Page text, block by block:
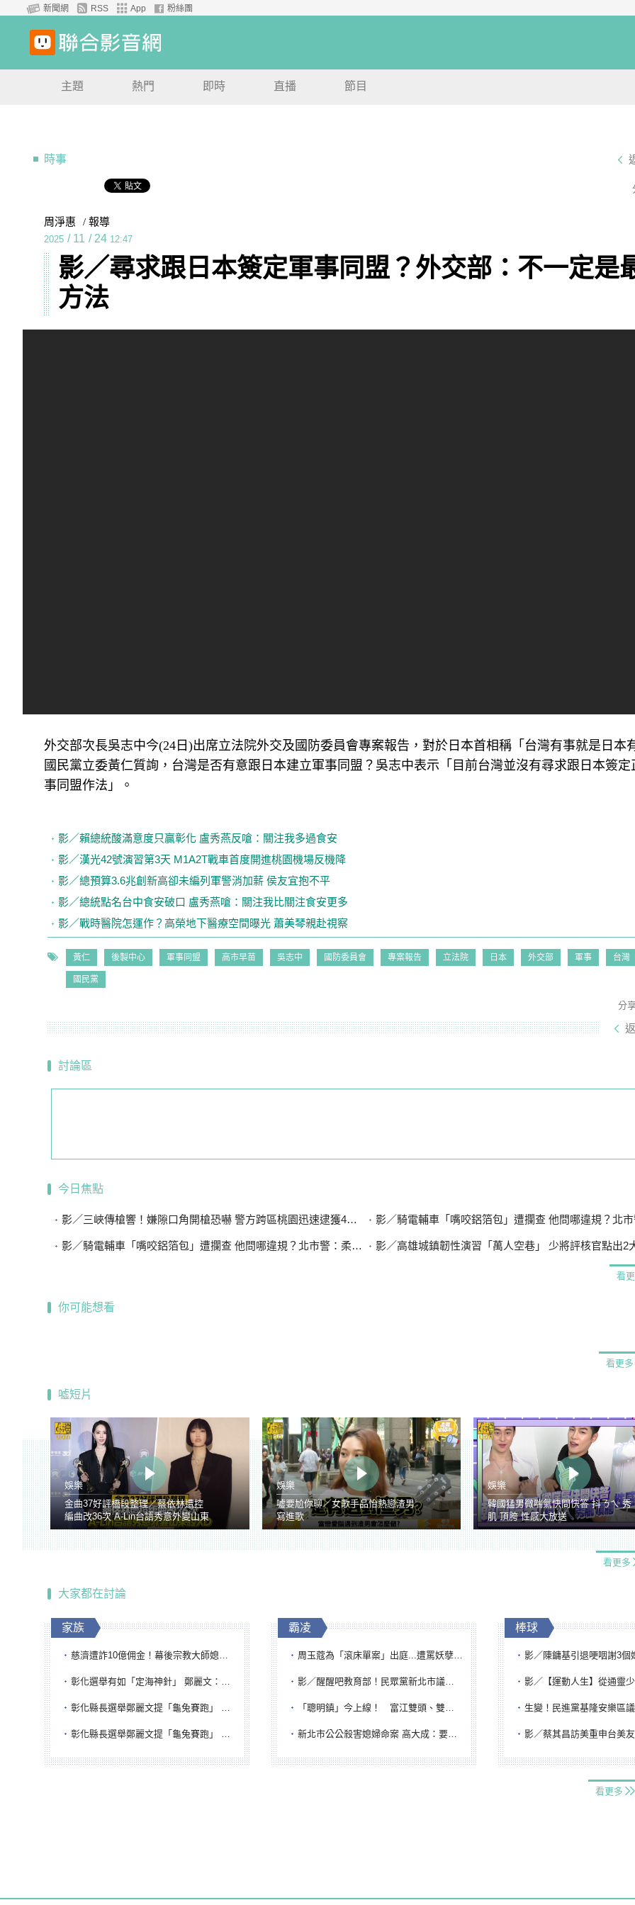
新聞網 RSS App 粉絲團
主題 熱門 即時 直播 節目
時事
周淨惠 / 報導
2025 / 11 / 24 12:47
影／尋求跟日本簽定軍事同盟？外交部：不一定是
方法
外交部次長吳志中今(24日)出席立法院外交及國防委員會專案報告，對於日本首相稱「台灣有事就是日本
國民黨立委黃仁質詢，台灣是否有意跟日本建立軍事同盟？吳志中表示「目前台灣並沒有尋求跟日本簽定
事同盟作法」。
影／賴總統酸滿意度只贏彰化 盧秀燕反嗆：關注我多過食安
影／漢光42號演習第3天 M1A2T戰車首度開進桃園機場反機降
影／總預算3.6兆創新高卻未編列軍警消加薪 侯友宜抱不平
影／總統點名台中食安破口 盧秀燕嗆：關注我比關注食安更多
影／戰時醫院怎運作？高榮地下醫療空間曝光 蕭美琴親赴視察
黃仁 後製中心 軍事同盟 高市早苗 吳志中 國防委員會 專案報告 立法院 日本 外交部 軍事 台灣
國民黨
分
討論區
今日焦點
影／三峽傳槍響！嫌隙口角開槍恐嚇 警方跨區桃園迅速逮獲4嫌送辦 影／騎電輔車「嘴咬鋁箔包」遭攔查 他問哪違規？北市警：
影／騎電輔車「嘴咬鋁箔包」遭攔查 他問哪違規？北市警：柔性勸導 影／高雄城鎮韌性演習「萬人空巷」 少將評核官點出2大關鍵
看
你可能想看
看更多
噓短片
娛樂
金曲37好評橋段整理／蔡依林遭控
編曲改36次 A-Lin台語秀意外變山東
腔
娛樂
噓要尬你聊／女歌手品怡熱戀渣男
寫進歌
娛樂
韓國猛男微喘氣快問快答 抖ㄋㄟ 秀
肌 頂胯 性感大放送
看更多
大家都在討論
家族
慈濟遭詐10億佣金！幕後宗教大師媳婦獲100萬交保...快步奔離不發一語
彰化選舉有如「定海神針」 鄭麗文：傾全黨之力讓彰化贏
彰化縣長選舉鄭麗文提「龜兔賽跑」 綠營、無黨籍忙否認是烏龜
彰化縣長選舉鄭麗文提「龜兔賽跑」 綠營、無黨籍忙否認是烏龜
霸凌
周玉蔻為「滾床單案」出庭...遭罵妖孽下地獄 張淑娟批：舌頭殺人有罪
影／醒醒吧教育部！民眾黨新北市議員參選人提出校園反毒防線升級政見
「聰明鎮」今上線！ 富江雙頭、雙一、人頭氣球全登場
新北市公公殺害媳婦命案 高大成：要害殺多刀顯示怨恨深
棒球
影／陳鏞基引退哽咽謝3個媽媽 最大
影／【運動人生】從通靈少女到無任所大使 劉柏君
生變！民進黨基隆安樂區議員提名人黃永翔突
影／蔡其昌訪美重申台美友誼 擔任MLB大
看更多